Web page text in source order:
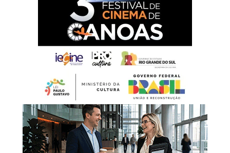
que, com esforço,
dignidade e dedicação,
constroem diariamente o
desenvolvimento da nossa
cidade. É por meio do
trabalho que fortalecemos
a economia, promovemos a
justiça social e abrimos
caminhos para novas